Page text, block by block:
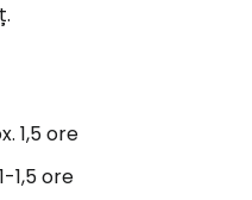
1,5 ore
1,5 ore